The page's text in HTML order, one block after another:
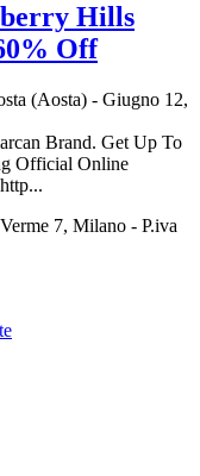
Hills
Off
(Aosta) - Giugno 12,
Brand. Get Up To
Official Online
7, Milano - P.iva